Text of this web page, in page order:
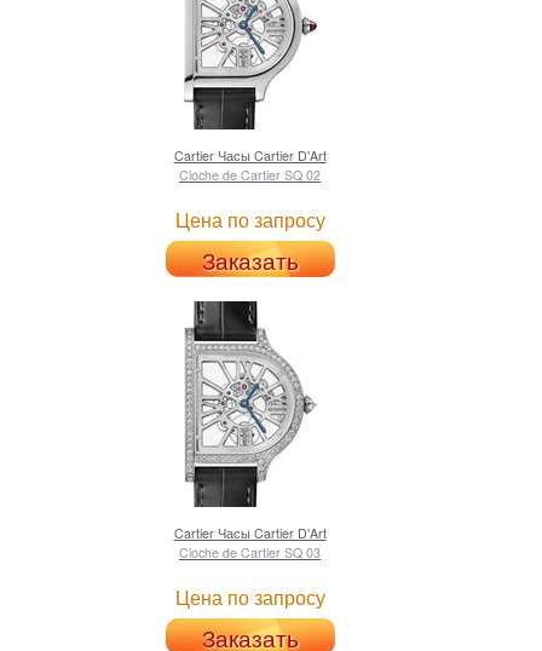
Cartier Часы Cartier D'Art
Cloche de Cartier SQ 02
Цена по запросу
Заказать
Cartier Часы Cartier D'Art
Cloche de Cartier SQ 03
Цена по запросу
Заказать